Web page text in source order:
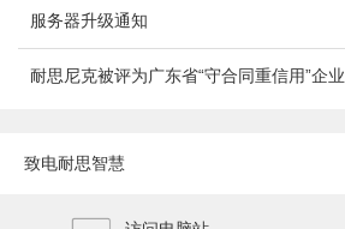
服务器升级通知
耐思尼克被评为广东省“守合同重信用”企业
致电耐思智慧